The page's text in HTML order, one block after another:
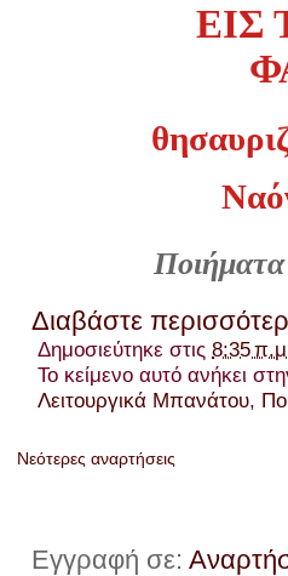
ΕΙΣ
Διαβάστε
Δημοσιεύτηκε στις8:35
Το κείμενο αυτό ανήκει
Λειτουργικά Μπανάτου,
Νεότερες αναρτήσεις
Εγγραφή σε: